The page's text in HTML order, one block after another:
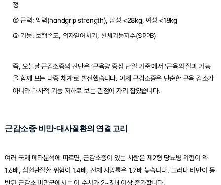
정
② 근력: 악력(handgrip strength), 남성 <28kg, 여성 <18kg
③ 기능: 보행속도, 의자일어서기, 신체기능지수(SPPB)
즉, 오늘날 근감소증의 진단은 ‘근육량 중심 단일 기준’에서 ‘근육의 질과 기능
을 함께 보는 다중 체계’로 발전했습니다. 이제 근감소증은 단순한 근육 감소가
아니라 대사적 기능 저하로 보는 관점이 자리 잡았습니다.
근감소증·비만·대사질환의 연결 고리
여러 국제 메타분석에 따르면, 근감소증이 있는 사람은 제2형 당뇨병 위험이 약
1.6배, 심혈관질환 위험이 1.4배, 전체 사망률은 1.7배 높습니다. 그러나 비만이 동
반된 근감소 비만군에서는 이 수치가 2~3배 이상 증가합니다.